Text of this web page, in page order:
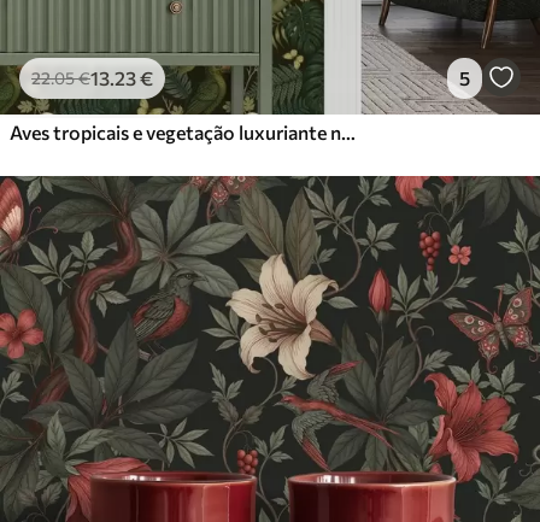
22.05€13.23€ 5
Aves tropicais e vegetação luxuriante num fundo escuro de selva